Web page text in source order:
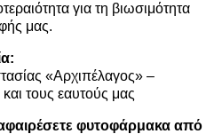
για τη βιωσιμότητα
μας.
«Αρχιπέλαγος» –
τους εαυτούς μας
φυτοφάρμακα από